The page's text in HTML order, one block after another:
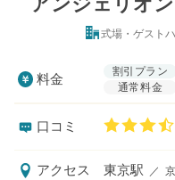
式場・ゲスト
料金
割引プラン
通常料金
口コミ
アクセス 東京駅 ／ 京橋駅／